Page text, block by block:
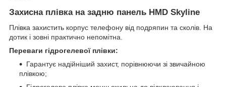
Захисна плівка на задню панель HMD Skyline
Плівка захистить корпус телефону від подряпин та сколів. На
дотик і зовні практично непомітна.
Переваги гідрогелевої плівки:
Гарантує надійніший захист, порівнюючи зі звичайною
плівкою;